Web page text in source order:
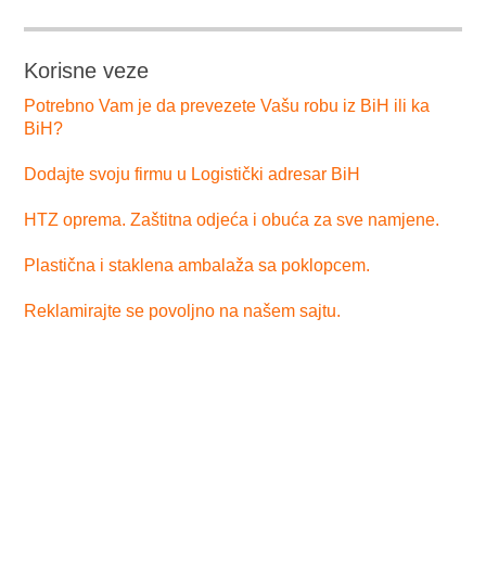
Korisne veze
Potrebno Vam je da prevezete Vašu robu iz BiH ili ka
BiH?
Dodajte svoju firmu u Logistički adresar BiH
HTZ oprema. Zaštitna odjeća i obuća za sve namjene.
Plastična i staklena ambalaža sa poklopcem.
Reklamirajte se povoljno na našem sajtu.